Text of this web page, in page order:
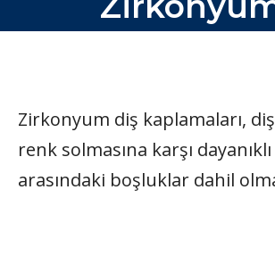
Zirkonyum diş kaplamaları,
renk solmasına karşı
arasındaki boşluklar dahil